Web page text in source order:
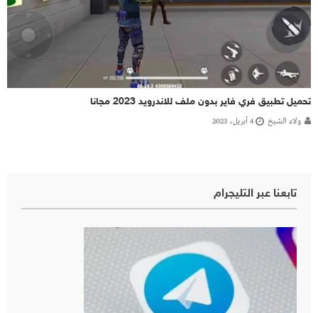
تحميل تطبيق فري فاير بدون ملف للاندرويد 2023 مجانا
ولاء الشيخ 4 أبريل، 2023
تابعنا عبر التليجرام